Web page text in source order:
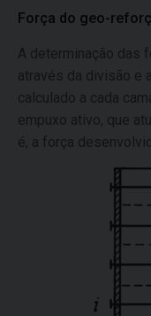
Força do geo-
A determinação das
através da divisão e
calculado a cada
empuxo ativo, que
é, a força